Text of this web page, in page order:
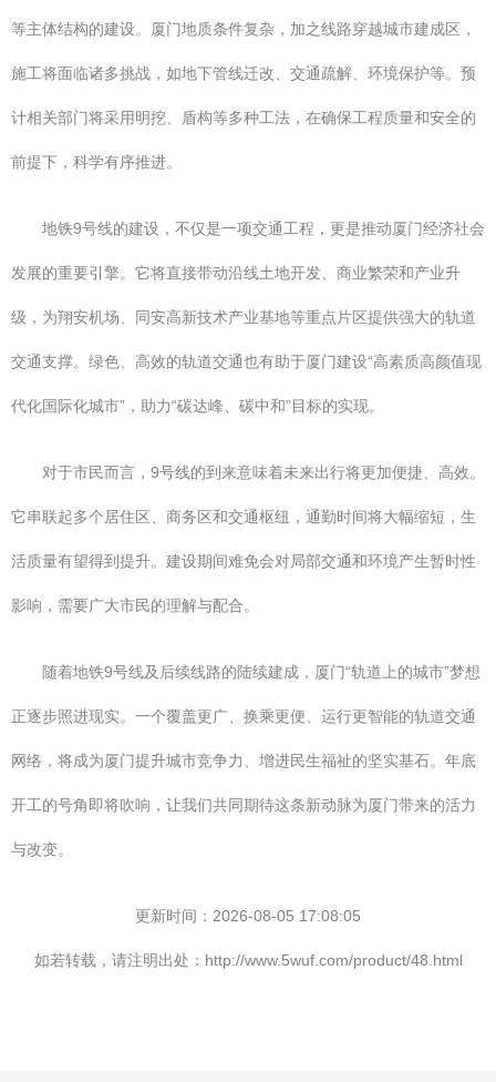
等主体结构的建设。厦门地质条件复杂，加之线路穿越城市建成区，
施工将面临诸多挑战，如地下管线迁改、交通疏解、环境保护等。预
计相关部门将采用明挖、盾构等多种工法，在确保工程质量和安全的
前提下，科学有序推进。
地铁9号线的建设，不仅是一项交通工程，更是推动厦门经济社会
发展的重要引擎。它将直接带动沿线土地开发、商业繁荣和产业升
级，为翔安机场、同安高新技术产业基地等重点片区提供强大的轨道
交通支撑。绿色、高效的轨道交通也有助于厦门建设“高素质高颜值现
代化国际化城市”，助力“碳达峰、碳中和”目标的实现。
对于市民而言，9号线的到来意味着未来出行将更加便捷、高效。
它串联起多个居住区、商务区和交通枢纽，通勤时间将大幅缩短，生
活质量有望得到提升。建设期间难免会对局部交通和环境产生暂时性
影响，需要广大市民的理解与配合。
随着地铁9号线及后续线路的陆续建成，厦门“轨道上的城市”梦想
正逐步照进现实。一个覆盖更广、换乘更便、运行更智能的轨道交通
网络，将成为厦门提升城市竞争力、增进民生福祉的坚实基石。年底
开工的号角即将吹响，让我们共同期待这条新动脉为厦门带来的活力
与改变。
更新时间：2026-08-05 17:08:05
如若转载，请注明出处：http://www.5wuf.com/product/48.html